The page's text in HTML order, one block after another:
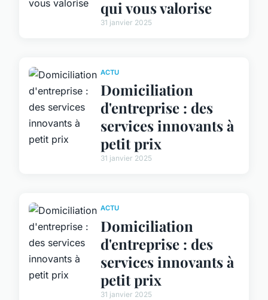
qui vous valorise
31 janvier 2025
ACTU
Domiciliation
d'entreprise : des
services innovants à
petit prix
31 janvier 2025
ACTU
Domiciliation
d'entreprise : des
services innovants à
petit prix
31 janvier 2025